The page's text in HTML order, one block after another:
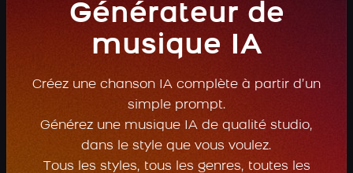
Générateur de
musique IA
Créez une chanson IA complète à partir d’un
simple prompt.
Générez une musique IA de qualité studio,
dans le style que vous voulez.
Tous les styles, tous les genres, toutes les